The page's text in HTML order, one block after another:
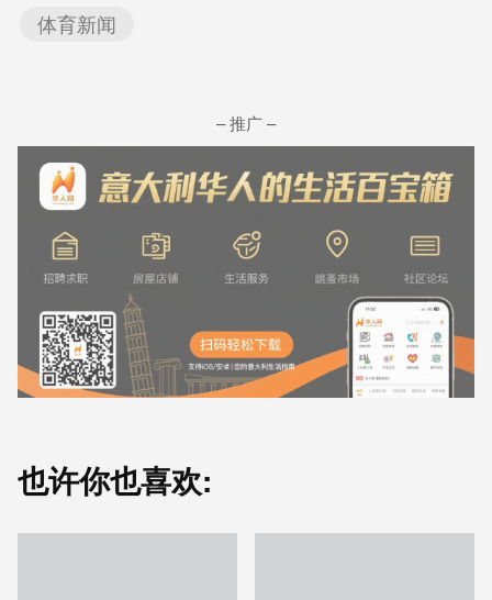
体育新闻
– 推广 –
也许你也喜欢: